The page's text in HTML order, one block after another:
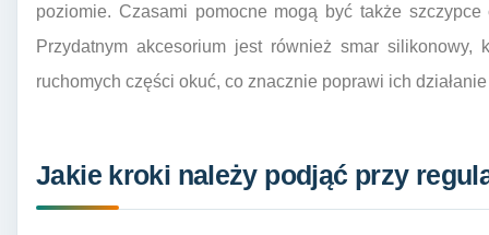
poziomie. Czasami pomocne mogą być także
Przydatnym akcesorium jest również smar silikonowy,
ruchomych części okuć, co znacznie poprawi ich
Jakie kroki należy podjąć przy